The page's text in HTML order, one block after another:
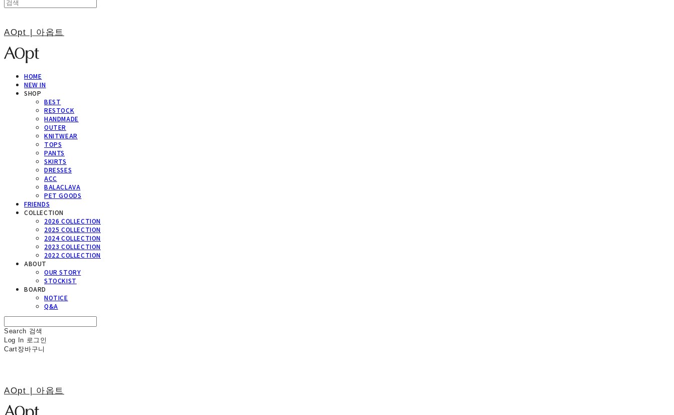
AOpt | 아옵트
HOME
NEW IN
SHOP
BEST
RESTOCK
HANDMADE
OUTER
KNITWEAR
TOPS
PANTS
SKIRTS
DRESSES
ACC
BALACLAVA
PET GOODS
FRIENDS
COLLECTION
2026 COLLECTION
2025 COLLECTION
2024 COLLECTION
2023 COLLECTION
2022 COLLECTION
ABOUT
OUR STORY
STOCKIST
BOARD
NOTICE
Q&A
Search 검색
Log In 로그인
Cart장바구니
AOpt | 아옵트